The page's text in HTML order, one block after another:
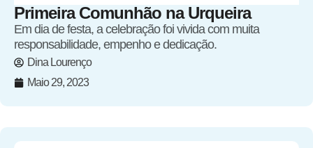
Primeira Comunhão na Urqueira
Em dia de festa, a celebração foi vivida com muita
responsabilidade, empenho e dedicação.
Dina Lourenço
Maio 29, 2023